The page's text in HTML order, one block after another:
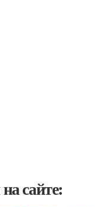
сайте: